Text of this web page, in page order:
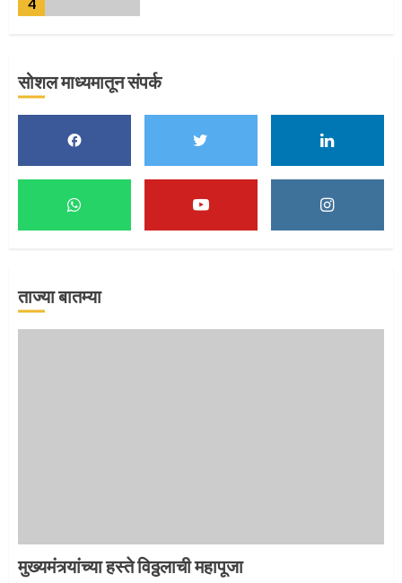
मुख्यमंत्र्यांच्या हस्ते विठ्ठलाची महापूजा
माऊलींच्या पादुकांना नीरा स्नान
सोशल माध्यमातून संपर्क
ताज्या बातम्या
मुख्यमंत्र्यांच्या हस्ते विठ्ठलाची महापूजा